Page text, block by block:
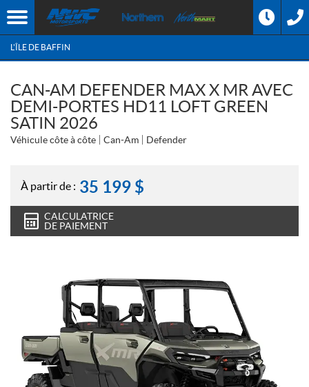
L'ÎLE DE BAFFIN
CAN-AM DEFENDER MAX X MR AVEC
DEMI-PORTES HD11 LOFT GREEN
SATIN 2026
Véhicule côte à côte Can-Am Defender
À partir de : 35 199 $
CALCULATRICE
DE PAIEMENT